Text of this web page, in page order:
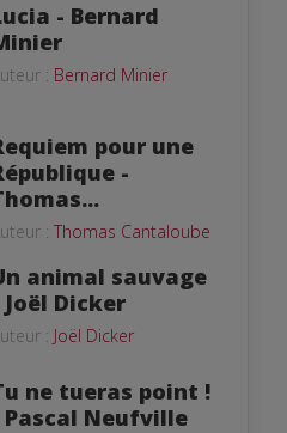
- Bernard
: Bernard Minier
pour une
-
: Thomas Cantaloube
animal sauvage
Joël Dicker
: Joël Dicker
ne tueras point !
Pascal Neufville